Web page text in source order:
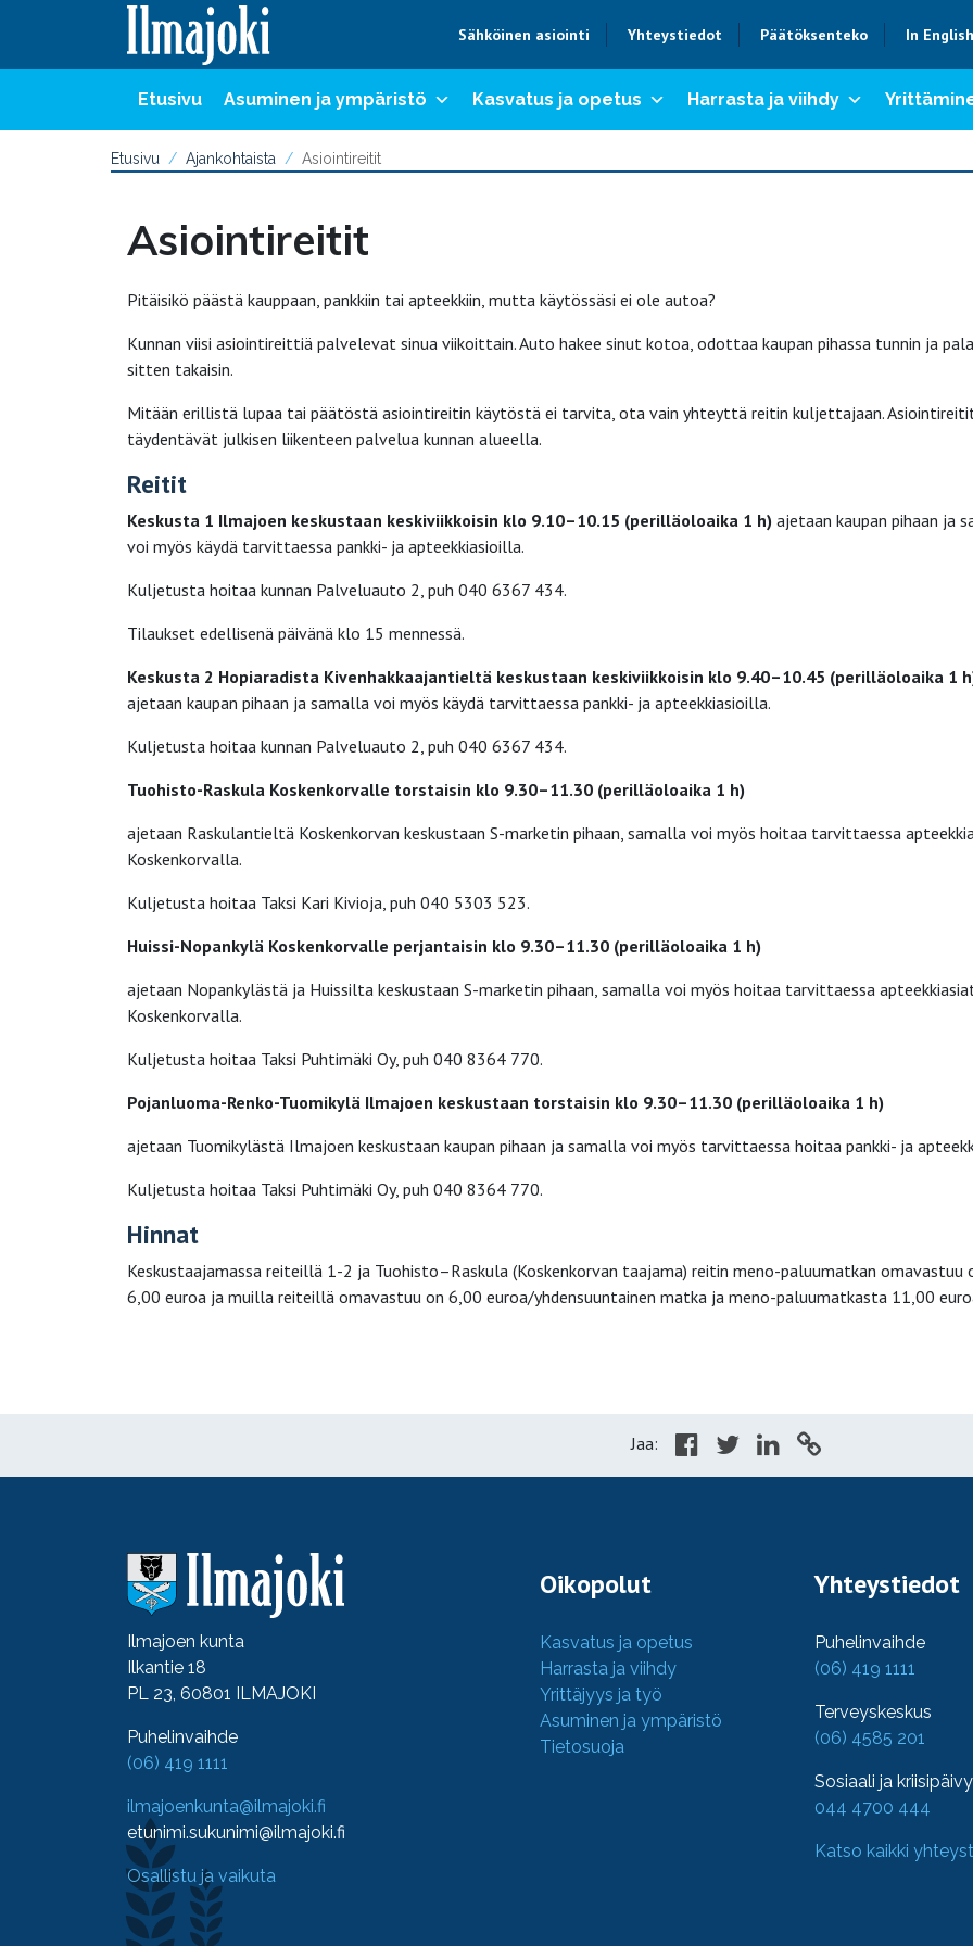
Sähköinen asiointi Yhteystiedot Päätöksenteko In English
Etusivu Asuminen ja ympäristö Kasvatus ja opetus Harrasta ja viihdy
Etusivu Ajankohtaista Asiointireitit
Asiointireitit
Pitäisikö päästä kauppaan, pankkiin tai apteekkiin, mutta käytössäsi ei ole autoa?
Kunnan viisi asiointireittiä palvelevat sinua viikoittain. Auto hakee sinut kotoa, odottaa kaupan pihassa tunnin ja
sitten takaisin.
Mitään erillistä lupaa tai päätöstä asiointireitin käytöstä ei tarvita, ota vain yhteyttä reitin kuljettajaan.
täydentävät julkisen liikenteen palvelua kunnan alueella.
Reitit
Keskusta 1 Ilmajoen keskustaan keskiviikkoisin klo 9.10–10.15 (perilläoloaika 1 h) ajetaan kaupan pihaan ja
voi myös käydä tarvittaessa pankki- ja apteekkiasioilla.
Kuljetusta hoitaa kunnan Palveluauto 2, puh 040 6367 434.
Tilaukset edellisenä päivänä klo 15 mennessä.
Keskusta 2 Hopiaradista Kivenhakkaajantieltä kes­kus­taan keskiviikkoisin klo 9.40–10.45 (perilläoloaika 1
ajetaan kaupan pihaan ja samalla voi myös käydä tarvittaessa pankki- ja apteekkiasioilla.
Kuljetusta hoitaa kunnan Palveluauto 2, puh 040 6367 434.
Tuohisto-Raskula Koskenkorvalle torstai­sin klo 9.30–11.30 (perilläoloaika 1 h)
ajetaan Raskulantieltä Koskenkorvan keskustaan S-marketin pihaan, samalla voi myös hoitaa tar­vittaessa
Koskenkorvalla.
Kuljetusta hoitaa Taksi Kari Kivioja, puh 040 5303 523.
Huissi-Nopankylä Koskenkorvalle perjantaisin klo 9.30–11.30 (perilläoloaika 1 h)
ajetaan Nopankylästä ja Huissilta keskustaan S-marketin pihaan, samalla voi myös hoitaa tarvitta­essa
Koskenkorvalla.
Kuljetusta hoitaa Taksi Puhtimäki Oy, puh 040 8364 770.
Pojanluoma-Renko-Tuomikylä Ilmajoen keskustaan torstai­sin klo 9.30–11.30 (perilläoloaika 1 h)
ajetaan Tuomikylästä Ilmajoen keskustaan kaupan pihaan ja samalla voi myös tarvitta­essa hoitaa pankki- ja
Kuljetusta hoitaa Taksi Puhtimäki Oy, puh 040 8364 770.
Hinnat
Keskustaajamassa reiteillä 1-2 ja Tuohisto–Raskula (Koskenkor­van taa­jama) reitin meno-paluumatkan omavastuu
6,00 euroa ja muilla rei­teillä omavastuu on 6,00 eu­roa/yhdensuuntainen matka ja meno-paluumat­kasta 11,00
Jaa:
Ilmajoen kunta
Ilkantie 18
PL 23, 60801 ILMAJOKI
Puhelinvaihde
(06) 419 1111
ilmajoenkunta@ilmajoki.fi
etunimi.sukunimi@ilmajoki.fi
Osallistu ja vaikuta
Oikopolut
Kasvatus ja opetus
Harrasta ja viihdy
Yrittäjyys ja työ
Asuminen ja ympäristö
Tietosuoja
Yhteystiedot
Puhelinvaihde
(06) 419 1111
Terveyskeskus
(06) 4585 201
Sosiaali ja
044 4700 444
Katso kaikki